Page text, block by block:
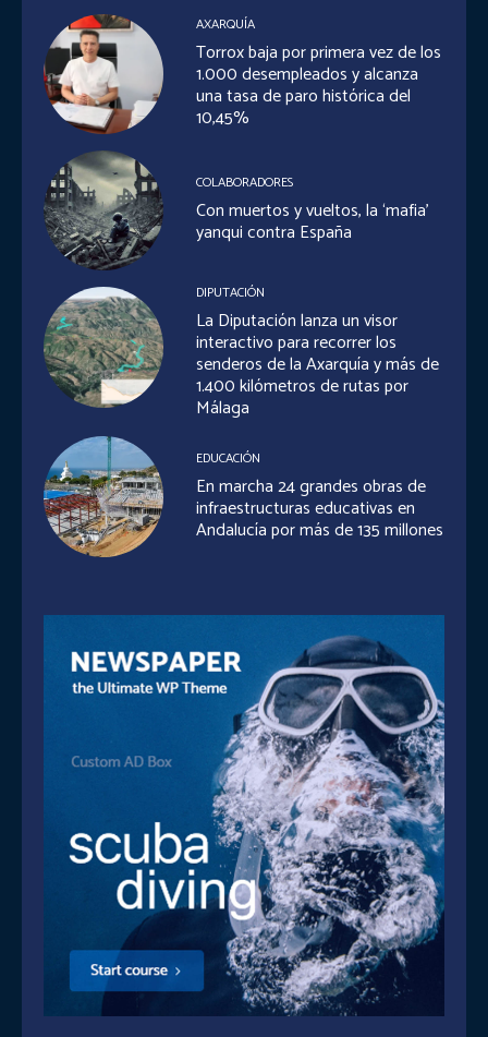
AXARQUÍA
Torrox baja por primera vez de los
1.000 desempleados y alcanza
una tasa de paro histórica del
10,45%
COLABORADORES
Con muertos y vueltos, la ‘mafia’
yanqui contra España
DIPUTACIÓN
La Diputación lanza un visor
interactivo para recorrer los
senderos de la Axarquía y más de
1.400 kilómetros de rutas por
Málaga
EDUCACIÓN
En marcha 24 grandes obras de
infraestructuras educativas en
Andalucía por más de 135 millones